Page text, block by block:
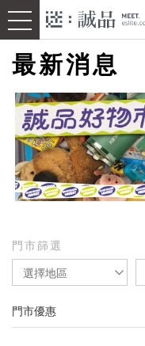
最新消息
門市篩選
選擇地區
門市優惠